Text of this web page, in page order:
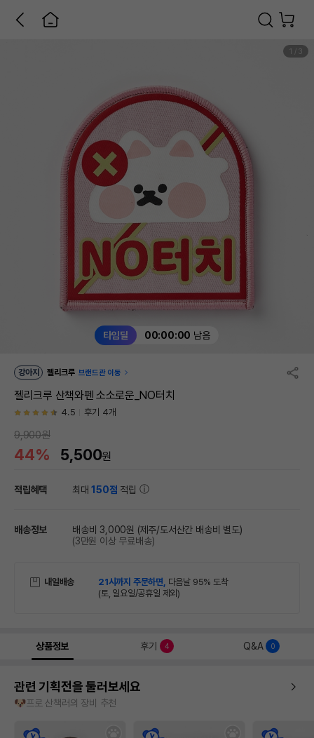
타임딜 00:00:00 남음
1 / 3
강아지 젤리크루 브랜드관 이동
젤리크루 산책와펜 소소로운_NO터치
4.5 후기 4개
9,900원
44% 5,500원
적립혜택 최대150점 적립
배송정보 배송비 3,000원 (제주/도서산간 배송비 별도)
(3만원 이상 무료배송)
내일배송 21시까지 주문하면, 다음날 95% 도착
(토, 일요일/공휴일 제외)
상품정보 후기 4 Q&A 0
관련 기획전을 둘러보세요
🐶프로 산책러의 장비 추천